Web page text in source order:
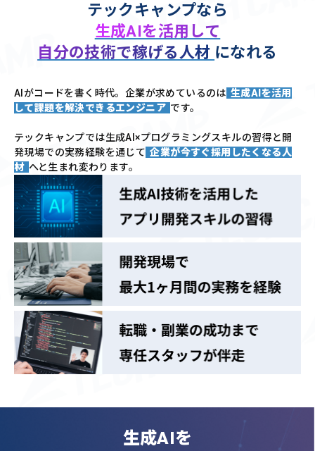
テックキャンプなら
生成AIを活用して
自分の技術で稼げる人材 になれる
AIがコードを書く時代。企業が求めているのは 生成AIを活用
して課題を解決できるエンジニア です。
テックキャンプでは生成AI×プログラミングスキルの習得と開
発現場での実務経験を通じて 企業が今すぐ採用したくなる人
材 へと生まれ変わります。
生成AIを